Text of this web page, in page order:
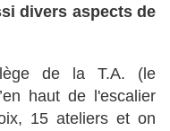
divers aspects de
de la T.A. (le
haut de l'escalier
15 ateliers et on